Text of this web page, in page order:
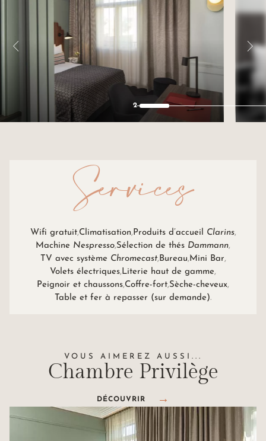
2
Services
Wifi gratuit Climatisation Produits d’accueil Clarins
Machine Nespresso Sélection de thés Dammann
TV avec système Chromecast Bureau Mini Bar
Volets électriques Literie haut de gamme
Peignoir et chaussons Coffre-fort Sèche-cheveux
Table et fer à repasser (sur demande)
VOUS AIMEREZ AUSSI...
Chambre Privilège
DÉCOUVRIR